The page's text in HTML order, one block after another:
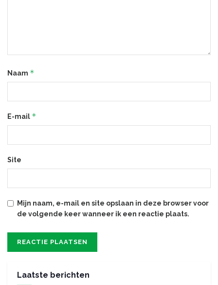
Naam *
E-mail *
Site
Mijn naam, e-mail en site opslaan in deze browser voor
de volgende keer wanneer ik een reactie plaats.
Laatste berichten